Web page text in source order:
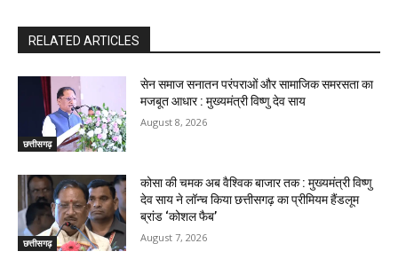
RELATED ARTICLES
छत्तीसगढ़
सेन समाज सनातन परंपराओं और सामाजिक समरसता का
मजबूत आधार : मुख्यमंत्री विष्णु देव साय
August 8, 2026
छत्तीसगढ़
कोसा की चमक अब वैश्विक बाजार तक : मुख्यमंत्री विष्णु
देव साय ने लॉन्च किया छत्तीसगढ़ का प्रीमियम हैंडलूम
ब्रांड ‘कोशल फैब’
August 7, 2026